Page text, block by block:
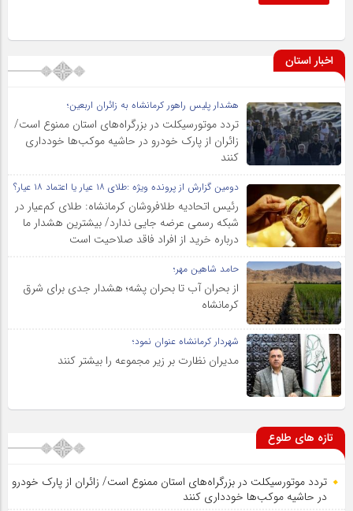
اخبار استان
هشدار پلیس راهور کرمانشاه به زائران اربعین؛
تردد موتورسیکلت در بزرگراه‌های استان ممنوع است/
زائران از پارک خودرو در حاشیه موکب‌ها خودداری
کنند
دومین گزارش از پرونده ویژه :طلای ۱۸ عیار یا اعتماد ۱۸ عیار؟
رئیس اتحادیه طلافروشان کرمانشاه: طلای کم‌عیار در
شبکه رسمی عرضه جایی ندارد/ بیشترین هشدار ما
درباره خرید از افراد فاقد صلاحیت است
حامد شاهین مهر؛
از بحران آب تا بحران پشه؛ هشدار جدی برای شرق
کرمانشاه
شهردار کرمانشاه عنوان نمود؛
مدیران نظارت بر زیر مجموعه را بیشتر کنند
تازه های طلوع
تردد موتورسیکلت در بزرگراه‌های استان ممنوع است/ زائران از پارک خودرو
در حاشیه موکب‌ها خودداری کنند